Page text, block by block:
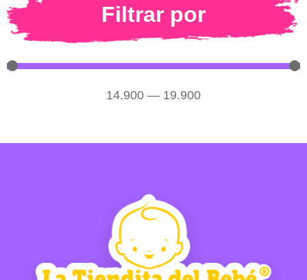
Filtrar por
14.900 — 19.900